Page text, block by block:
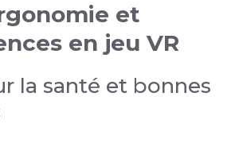
et
en jeu VR
la santé et bonnes